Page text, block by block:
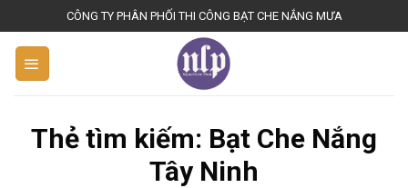
k
CÔNG TY PHÂN PHỐI THI CÔNG BẠT CHE NẮNG MƯA
Thẻ tìm kiếm: Bạt Che Nắng
Tây Ninh